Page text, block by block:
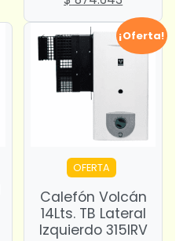
original
era:
$ 833.000.
precio
actual
es:
$ 874.643.
¡Oferta!
OFERTA
Calefón Volcán
14Lts. TB Lateral
Izquierdo 315IRV